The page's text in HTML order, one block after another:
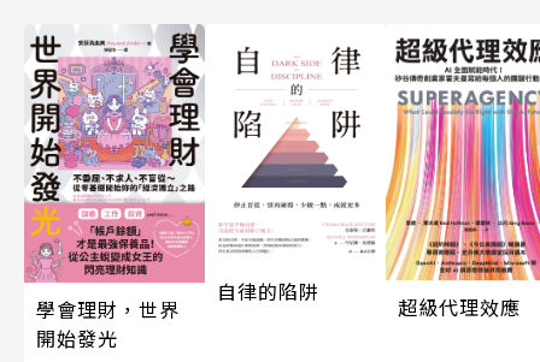
學會理財，世界
開始發光
自律的陷阱
超級代理效應